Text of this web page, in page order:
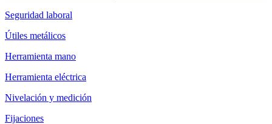
Seguridad laboral
Útiles metálicos
Herramienta mano
Herramienta eléctrica
Nivelación y medición
Fijaciones